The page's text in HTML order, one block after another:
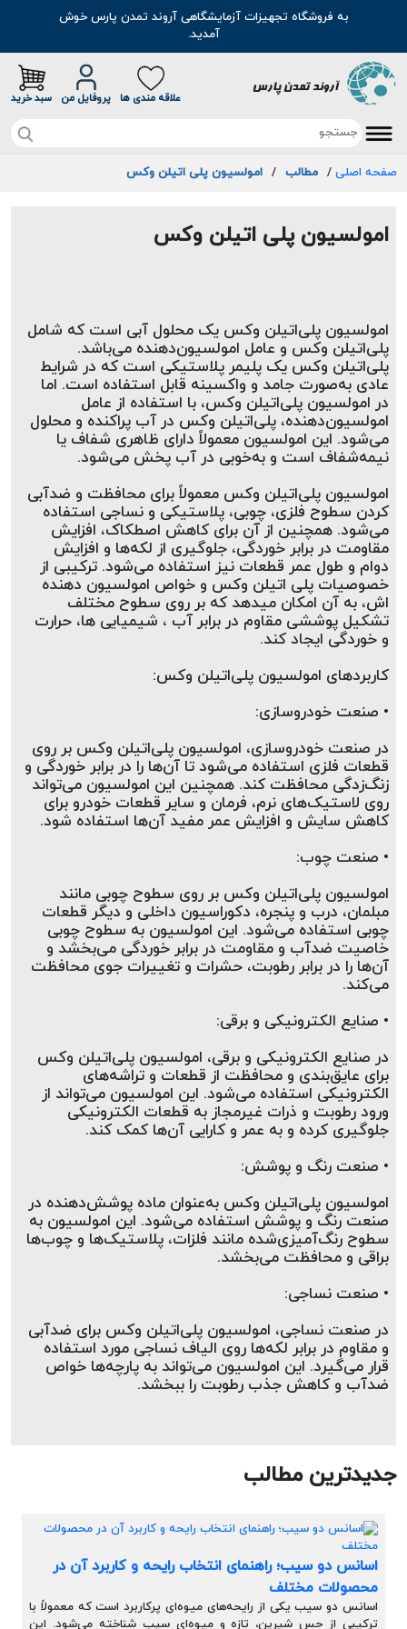
به فروشگاه تجهیزات آزمایشگاهی آروند تمدن پارس خوش
آمدید.
علاقه مندی ها پروفایل من سبد خرید
صفحه اصلی
محصولات
رنگ
اسانس
روغن و عصاره
ظروف
ماسک و ضدعفونی کننده
شیشه آلات آزمایشگاهی و تجهیزات
تجهیزات آزمایشگاهی پلاستیکی
دستگاه های دیجیتال
محصولات آرایشی و بهداشتی
قهوه
همه محصولات
سوالات متداول
درباره ما
ارتباط با ما
صفحه اصلی / مطالب / امولسیون پلی اتیلن وکس
امولسیون پلی اتیلن وکس
امولسیون پلی‌اتیلن وکس یک محلول آبی است که شامل
پلی‌اتیلن وکس و عامل امولسیون‌دهنده می‌باشد.
پلی‌اتیلن وکس یک پلیمر پلاستیکی است که در شرایط
عادی به‌صورت جامد و واکسینه قابل استفاده است. اما
در امولسیون پلی‌اتیلن وکس، با استفاده از عامل
امولسیون‌دهنده، پلی‌اتیلن وکس در آب پراکنده و محلول
می‌شود. این امولسیون معمولاً دارای ظاهری شفاف یا
نیمه‌شفاف است و به‌خوبی در آب پخش می‌شود.
امولسیون پلی‌اتیلن وکس معمولاً برای محافظت و ضدآبی
کردن سطوح فلزی، چوبی، پلاستیکی و نساجی استفاده
می‌شود. همچنین از آن برای کاهش اصطکاک، افزایش
مقاومت در برابر خوردگی، جلوگیری از لکه‌ها و افزایش
دوام و طول عمر قطعات نیز استفاده می‌شود. ترکیبی از
خصوصیات پلی اتیلن وکس و خواص امولسیون دهنده
اش، به آن امکان میدهد که بر روی سطوح مختلف
تشکیل پوششی مقاوم در برابر آب ، شیمیایی ها، حرارت
و خوردگی ایجاد کند.
کاربردهای امولسیون پلی‌اتیلن وکس:
• صنعت خودروسازی:
در صنعت خودروسازی، امولسیون پلی‌اتیلن وکس بر روی
قطعات فلزی استفاده می‌شود تا آن‌ها را در برابر خوردگی و
زنگ‌زدگی محافظت کند. همچنین این امولسیون می‌تواند
روی لاستیک‌های نرم، فرمان و سایر قطعات خودرو برای
کاهش سایش و افزایش عمر مفید آن‌ها استفاده شود.
• صنعت چوب:
امولسیون پلی‌اتیلن وکس بر روی سطوح چوبی مانند
مبلمان، درب و پنجره، دکوراسیون داخلی و دیگر قطعات
چوبی استفاده می‌شود. این امولسیون به سطوح چوبی
خاصیت ضدآب و مقاومت در برابر خوردگی می‌بخشد و
آن‌ها را در برابر رطوبت، حشرات و تغییرات جوی محافظت
می‌کند.
• صنایع الکترونیکی و برقی:
در صنایع الکترونیکی و برقی، امولسیون پلی‌اتیلن وکس
برای عایق‌بندی و محافظت از قطعات و تراشه‌های
الکترونیکی استفاده می‌شود. این امولسیون می‌تواند از
ورود رطوبت و ذرات غیرمجاز به قطعات الکترونیکی
جلوگیری کرده و به عمر و کارایی آن‌ها کمک کند.
• صنعت رنگ و پوشش:
امولسیون پلی‌اتیلن وکس به‌عنوان ماده پوشش‌دهنده در
صنعت رنگ و پوشش استفاده می‌شود. این امولسیون به
سطوح رنگ‌آمیزی‌شده مانند فلزات، پلاستیک‌ها و چوب‌ها
براقی و محافظت می‌بخشد.
• صنعت نساجی:
در صنعت نساجی، امولسیون پلی‌اتیلن وکس برای ضدآبی
و مقاوم در برابر لکه‌ها روی الیاف نساجی مورد استفاده
قرار می‌گیرد. این امولسیون می‌تواند به پارچه‌ها خواص
ضدآب و کاهش جذب رطوبت را ببخشد.
جدیدترین مطالب
اسانس دو سیب؛ راهنمای انتخاب رایحه و کاربرد آن در
محصولات مختلف
اسانس دو سیب یکی از رایحه‌های میوه‌ای پرکاربرد است که معمولاً با
ترکیبی از حس شیرین، تازه و میوه‌ای سیب شناخته می‌شود. این